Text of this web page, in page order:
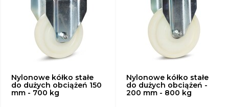
Nylonowe kółko stałe
do dużych obciążeń 150
mm - 700 kg
Nylonowe kółko stałe
do dużych obciążeń -
200 mm - 800 kg